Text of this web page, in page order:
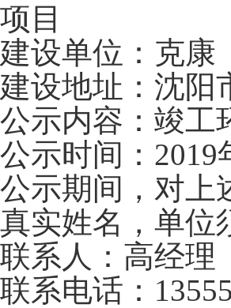
项目
建设单位：克康
建设地址：沈阳
公示内容：竣工
公示时间：2019
公示期间，对上
真实姓名，单位
联系人：高经理
联系电话：